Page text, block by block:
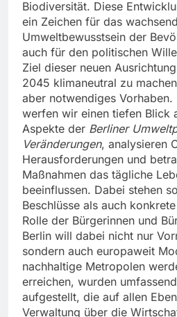
Biodiversität. Diese
ein Zeichen für das
Umweltbewusstsein der
auch für den politischen
Ziel dieser neuen
2045 klimaneutral zu
aber notwendiges Vorhaben.
werfen wir einen tiefen Blick
Aspekte der Berliner
Veränderungen, analysieren
Herausforderungen und
Maßnahmen das tägliche
beeinflussen. Dabei stehen
Beschlüsse als auch
Rolle der Bürgerinnen und
Berlin will dabei nicht nur
sondern auch europaweit
nachhaltige Metropolen
erreichen, wurden
aufgestellt, die auf allen
Verwaltung über die